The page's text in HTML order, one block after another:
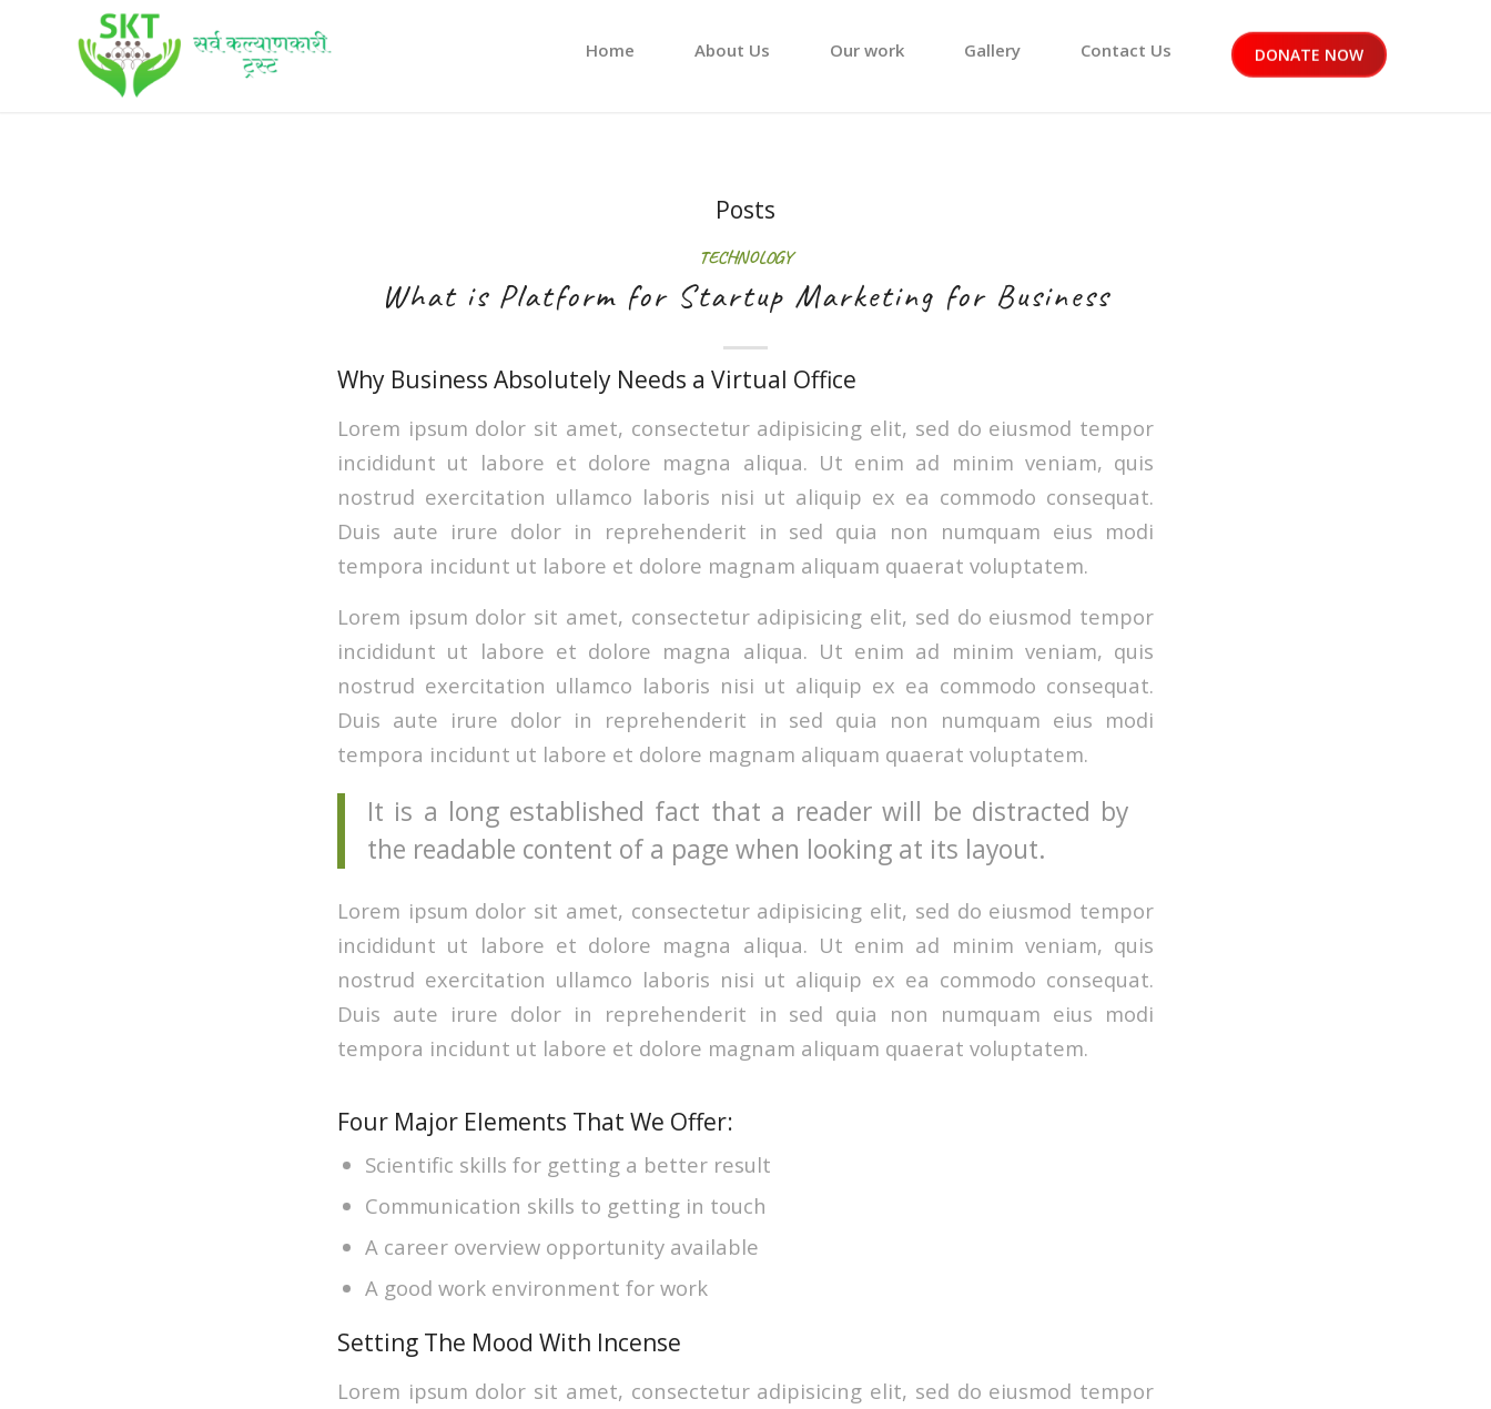
Home About Us Our work Gallery Contact Us DONATE NOW
Posts
TECHNOLOGY
What is Platform for Startup Marketing for Business
Why Business Absolutely Needs a Virtual Office
Lorem ipsum dolor sit amet, consectetur adipisicing elit, sed do eiusmod tempor
incididunt ut labore et dolore magna aliqua. Ut enim ad minim veniam, quis
nostrud exercitation ullamco laboris nisi ut aliquip ex ea commodo consequat.
Duis aute irure dolor in reprehenderit in sed quia non numquam eius modi
tempora incidunt ut labore et dolore magnam aliquam quaerat voluptatem.
Lorem ipsum dolor sit amet, consectetur adipisicing elit, sed do eiusmod tempor
incididunt ut labore et dolore magna aliqua. Ut enim ad minim veniam, quis
nostrud exercitation ullamco laboris nisi ut aliquip ex ea commodo consequat.
Duis aute irure dolor in reprehenderit in sed quia non numquam eius modi
tempora incidunt ut labore et dolore magnam aliquam quaerat voluptatem.
It is a long established fact that a reader will be distracted by
the readable content of a page when looking at its layout.
Lorem ipsum dolor sit amet, consectetur adipisicing elit, sed do eiusmod tempor
incididunt ut labore et dolore magna aliqua. Ut enim ad minim veniam, quis
nostrud exercitation ullamco laboris nisi ut aliquip ex ea commodo consequat.
Duis aute irure dolor in reprehenderit in sed quia non numquam eius modi
tempora incidunt ut labore et dolore magnam aliquam quaerat voluptatem.
Four Major Elements That We Offer:
Scientific skills for getting a better result
Communication skills to getting in touch
A career overview opportunity available
A good work environment for work
Setting The Mood With Incense
Lorem ipsum dolor sit amet, consectetur adipisicing elit, sed do eiusmod tempor